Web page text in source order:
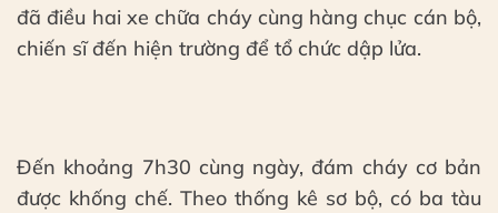
đã điều hai xe chữa cháy cùng hàng chục cán bộ,
chiến sĩ đến hiện trường để tổ chức dập lửa.
Đến khoảng 7h30 cùng ngày, đám cháy cơ bản
được khống chế. Theo thống kê sơ bộ, có ba tàu